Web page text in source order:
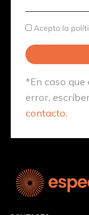
Aceptación
Acepto la
*En caso
error,
contacto.